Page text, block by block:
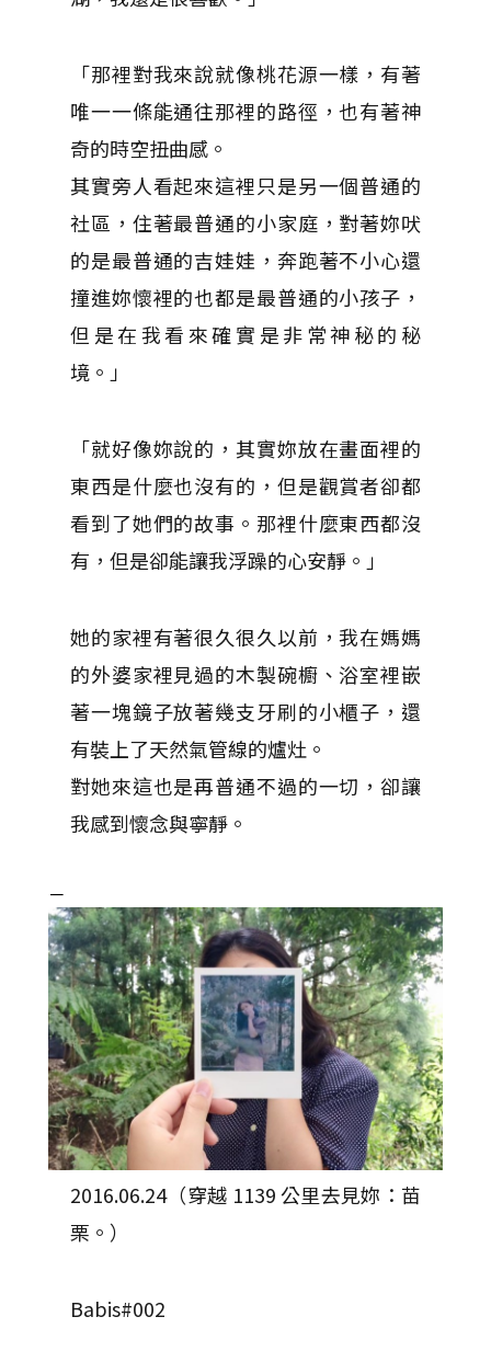
「那裡對我來說就像桃花源一樣，有著
唯一一條能通往那裡的路徑，也有著神
奇的時空扭曲感。
其實旁人看起來這裡只是另一個普通的
社區，住著最普通的小家庭，對著妳吠
的是最普通的吉娃娃，奔跑著不小心還
撞進妳懷裡的也都是最普通的小孩子，
但是在我看來確實是非常神秘的秘
境。」
「就好像妳說的，其實妳放在畫面裡的
東西是什麼也沒有的，但是觀賞者卻都
看到了她們的故事。那裡什麼東西都沒
有，但是卻能讓我浮躁的心安靜。」
她的家裡有著很久很久以前，我在媽媽
的外婆家裡見過的木製碗櫥、浴室裡嵌
著一塊鏡子放著幾支牙刷的小櫃子，還
有裝上了天然氣管線的爐灶。
對她來這也是再普通不過的一切，卻讓
我感到懷念與寧靜。
－
2016.06.24（穿越 1139 公里去見妳：苗
栗。）
Babis#002